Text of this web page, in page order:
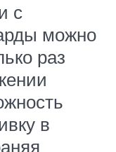
с
можно
раз
в